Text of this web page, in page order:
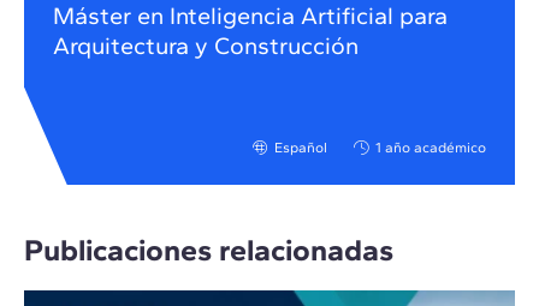
Máster en Inteligencia Artificial para
Arquitectura y Construcción
Español 1 año académico
Publicaciones relacionadas